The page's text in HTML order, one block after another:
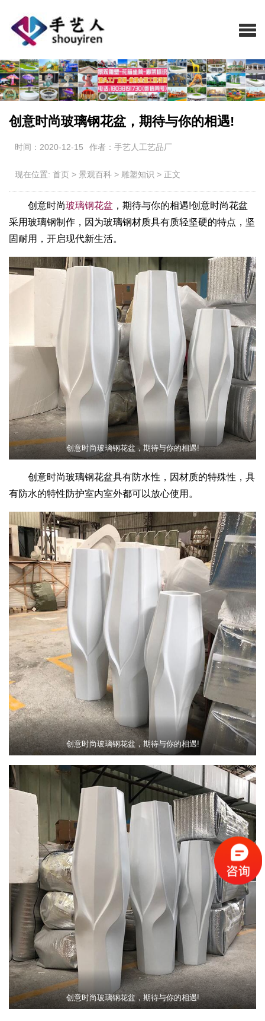
创意时尚玻璃钢花盆，期待与你的相遇!
时间：2020-12-15 作者：手艺人工艺品厂
现在位置: 首页 > 景观百科 > 雕塑知识 > 正文
创意时尚玻璃钢花盆 ，期待与你的相遇!创意时尚花盆
采用玻璃钢制作，因为玻璃钢材质具有质轻坚硬的特点，坚
固耐用，开启现代新生活。
创意时尚玻璃钢花盆，期待与你的相遇!
创意时尚玻璃钢花盆具有防水性，因材质的特殊性，具
有防水的特性防护室内室外都可以放心使用。
创意时尚玻璃钢花盆，期待与你的相遇!
创意时尚玻璃钢花盆，期待与你的相遇!